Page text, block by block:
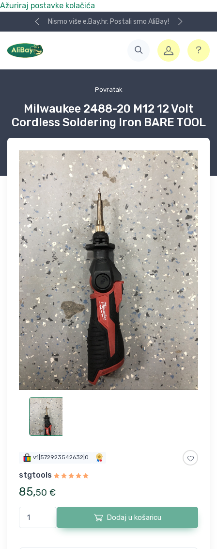
Ažuriraj postavke kolačića
Nismo više e.Bay.hr. Postali smo AliBay!
Povratak
Milwaukee 2488-20 M12 12 Volt
Cordless Soldering Iron BARE TOOL
v1|572923542632|0
stgtools
85,50 €
Dodaj u košaricu